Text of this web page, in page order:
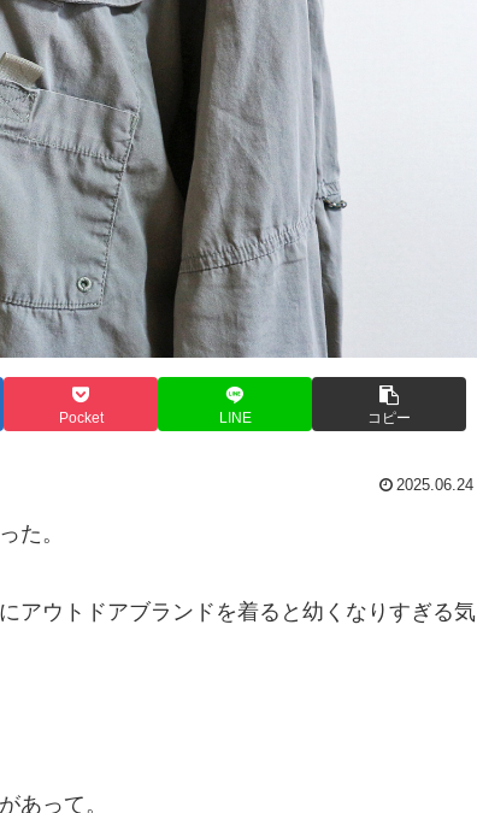
Pocket LINE コピー
2025.06.24
た。
アウトドアブランドを着ると幼くなりすぎる気
あって。